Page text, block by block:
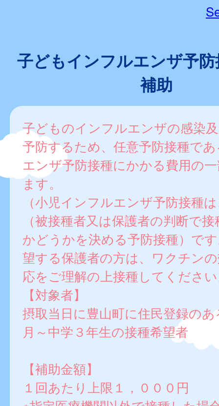
子どもインフルエンザ予
補助
子どものインフルエンザの感染
予防するため、任意予防接種で
エンザ予防接種にかかる費用の
ます。
（小児インフルエンザ予防接種
（被接種者又は保護者の判断で
かどうかを決める予防接種）で
望する保護者の方は、ワクチン
応をご理解の上接種してくださ
【対象者】
摂取当日に豊山町に住民登録の
月～中学３年生の接種希望者
【補助金額】
１回あたり上限１，０００円